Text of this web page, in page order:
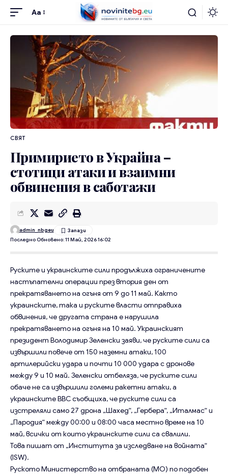
Aa
СВЯТ
Примирието в Украйна –
стотици атаки и взаимни
обвинения в саботажи
Последно Обновено: 11 Май, 2026 16:02
admin_nbgeu
Руските и украинските сили продължиха ограничените
настъпателни операции през втория ден от
прекратяването на огъня от 9 до 11 май. Както
украинските, така и руските власти отправиха
обвинения, че другата страна е нарушила
прекратяването на огъня на 10 май. Украинският
президент Володимир Зеленски заяви, че руските сили са
извършили повече от 150 наземни атаки, 100
артилерийски удара и почти 10 000 удара с дронове
между 9 и 10 май. Зеленски отбеляза, че руските сили
обаче не са извършили големи ракетни атаки, а
украинските ВВС съобщиха, че руските сили са
изстреляли само 27 дрона „Шахед“, „Гербера“, „Италмас“ и
„Пародия“ между 00:00 и 08:00 часа местно време на 10
май, всички от които украинските сили са свалили.
Това пишат от „Института за изследване на войната“
(ISW).
Руското Министерство на отбраната (МО) по подобен